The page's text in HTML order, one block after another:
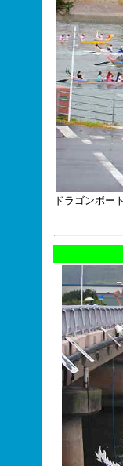
ドラゴンボー